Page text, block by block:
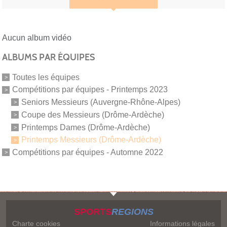
Aucun album vidéo
ALBUMS PAR ÉQUIPES
Toutes les équipes
Compétitions par équipes - Printemps 2023
Seniors Messieurs (Auvergne-Rhône-Alpes)
Coupe des Messieurs (Drôme-Ardèche)
Printemps Dames (Drôme-Ardèche)
Printemps Messieurs (Drôme-Ardèche)
Compétitions par équipes - Automne 2022
SPORTSREGIONS
Charte cookies Informations légales